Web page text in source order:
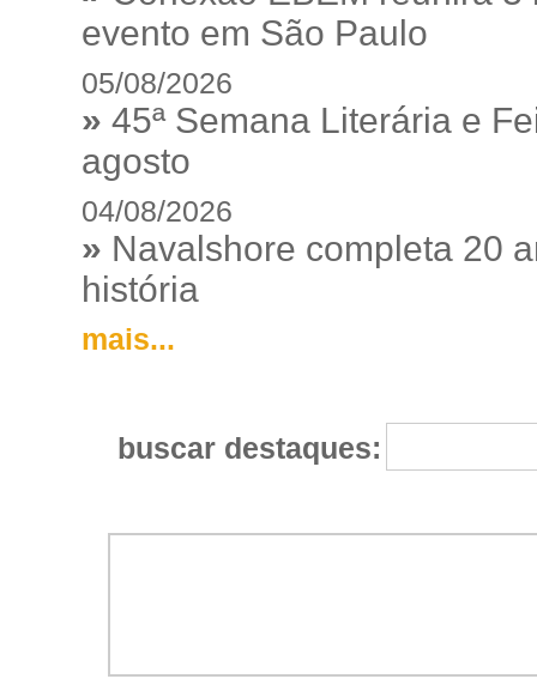
evento em São Paulo
05/08/2026
» 45ª Semana Literária e
agosto
04/08/2026
» Navalshore completa 20
história
mais...
buscar destaques: